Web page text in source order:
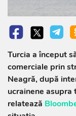
Turcia a început
comerciale prin
Neagră, după
ucrainene
relatează